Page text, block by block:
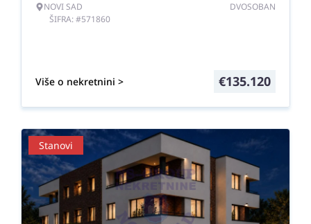
NOVI SAD
ŠIFRA: #571860
DVOSOBAN
Više o nekretnini > €135.120
Stanovi